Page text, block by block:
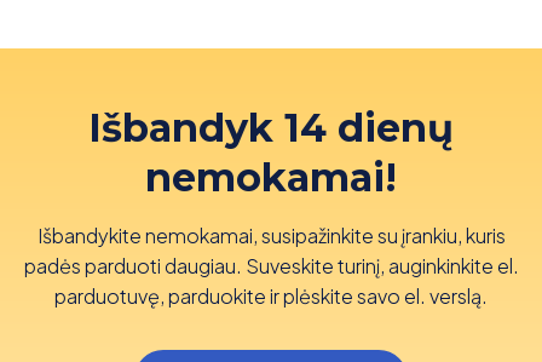
Išbandyk 14 dienų
nemokamai!
Išbandykite nemokamai, susipažinkite su įrankiu, kuris
padės parduoti daugiau. Suveskite turinį, auginkinkite el.
parduotuvę, parduokite ir plėskite savo el. verslą.